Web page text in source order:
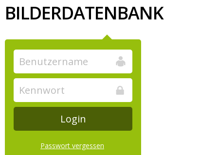
BILDERDATENBANK
Passwort vergessen